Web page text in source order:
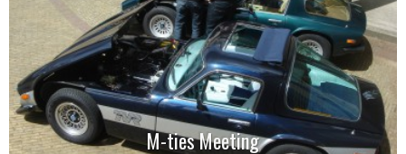
M-ties Meeting